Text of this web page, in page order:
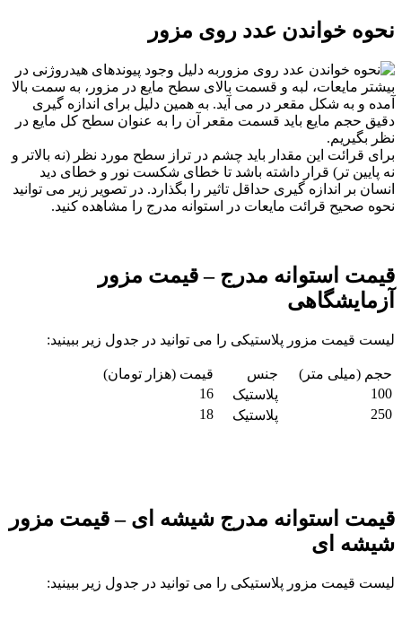
نحوه خواندن عدد روی مزور
به دلیل وجود پیوندهای هیدروژنی در
بیشتر مایعات، لبه و قسمت بالای سطح مایع در مزور، به سمت بالا
آمده و به شکل مقعر در می آید. به همین دلیل برای اندازه گیری
دقیق حجم مایع باید قسمت مقعر آن را به عنوان سطح کل مایع در
نظر بگیریم.
برای قرائت این مقدار باید چشم در تراز سطح مورد نظر (نه بالاتر و
نه پایین تر) قرار داشته باشد تا خطای شکست نور و خطای دید
انسان بر اندازه گیری حداقل تاثیر را بگذارد. در تصویر زیر می توانید
نحوه صحیح قرائت مایعات در استوانه مدرج را مشاهده کنید.
قیمت استوانه مدرج – قیمت مزور
آزمایشگاهی
لیست قیمت مزور پلاستیکی را می توانید در جدول زیر ببینید:
حجم (میلی متر) جنس
قیمت (هزار تومان)
100
پلاستیک
16
250
پلاستیک 18
قیمت استوانه مدرج شیشه ای – قیمت مزور
شیشه ای
لیست قیمت مزور پلاستیکی را می توانید در جدول زیر ببینید: